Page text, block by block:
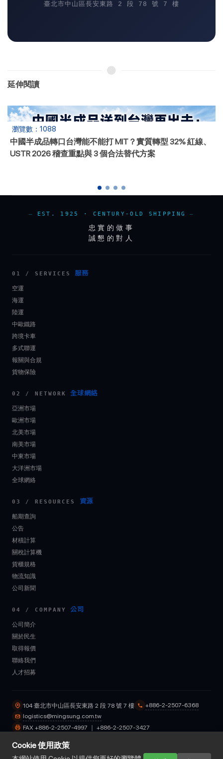
臺北市中山區長安東路 2 段 78 號 7 樓
延伸閱讀
瀏覽數：167
台灣 B2B 進東協 實戰執行 SOP： 平台選擇、付款條件、
物流路線、 在地合規一次學會
EST. 1925 · CENTURY-OLD SHIPPING
忠實的做事
誠懇的對人
01 / SERVICES 服務
空運
海運
陸運
中歐鐵路
跨境卡車
多式聯運
報關與合規
貨物保險
02 / NETWORK 全球網絡
亞洲市場
歐洲市場
北美市場
南美市場
中東市場
大洋洲市場
全球網絡
03 / RESOURCES 資源
船期查詢
公告
材積計算
關稅計算機
貨櫃規格
物流知識
公司新聞
04 / COMPANY 公司
公司簡介
關於民生
取得報價
聯絡我們
人才招募
104 臺北市中山區長安東路 2 段 78 號 7 樓
+886-2-2507-6368
logistics@mingsung.com.tw
FAX +886-2-2507-4997 ｜ +886-2-2507-3427
© 2026 民生國際物流股份有限公司 Mingsung International Logistics Co.,
Cookie 使用政策